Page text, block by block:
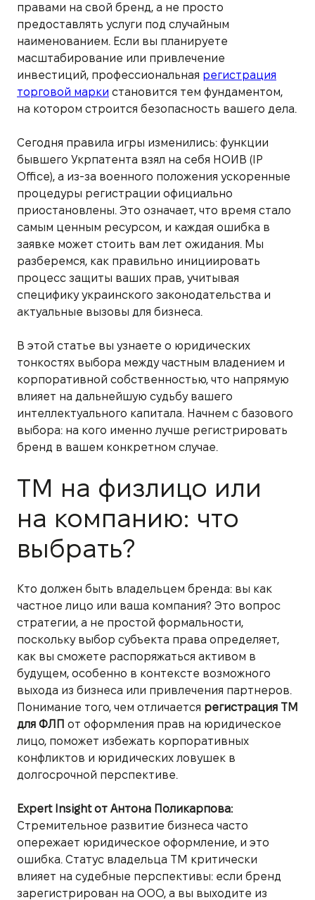
правами на свой бренд, а не просто
предоставлять услуги под случайным
наименованием. Если вы планируете
масштабирование или привлечение
инвестиций, профессиональная регистрация
торговой марки становится тем фундаментом,
на котором строится безопасность вашего дела.
Сегодня правила игры изменились: функции
бывшего Укрпатента взял на себя НОИВ (IP
Office), а из-за военного положения ускоренные
процедуры регистрации официально
приостановлены. Это означает, что время стало
самым ценным ресурсом, и каждая ошибка в
заявке может стоить вам лет ожидания. Мы
разберемся, как правильно инициировать
процесс защиты ваших прав, учитывая
специфику украинского законодательства и
актуальные вызовы для бизнеса.
В этой статье вы узнаете о юридических
тонкостях выбора между частным владением и
корпоративной собственностью, что напрямую
влияет на дальнейшую судьбу вашего
интеллектуального капитала. Начнем с базового
выбора: на кого именно лучше регистрировать
бренд в вашем конкретном случае.
ТМ на физлицо или
на компанию: что
выбрать?
Кто должен быть владельцем бренда: вы как
частное лицо или ваша компания? Это вопрос
стратегии, а не простой формальности,
поскольку выбор субъекта права определяет,
как вы сможете распоряжаться активом в
будущем, особенно в контексте возможного
выхода из бизнеса или привлечения партнеров.
Понимание того, чем отличается регистрация ТМ
для ФЛП от оформления прав на юридическое
лицо, поможет избежать корпоративных
конфликтов и юридических ловушек в
долгосрочной перспективе.
Expert Insight от Антона Поликарпова:
Стремительное развитие бизнеса часто
опережает юридическое оформление, и это
ошибка. Статус владельца ТМ критически
влияет на судебные перспективы: если бренд
зарегистрирован на ООО, а вы выходите из